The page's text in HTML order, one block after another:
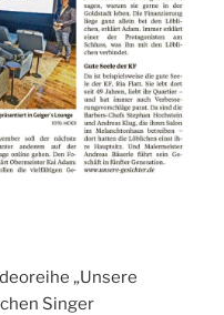
„Unsere
Singer